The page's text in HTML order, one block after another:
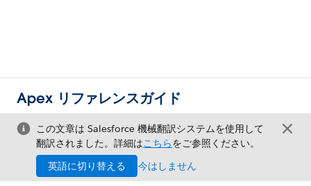
Apex リファレンスガイド
この文章は Salesforce 機械翻訳システムを使用して
翻訳されました。詳細はこちらをご参照ください。
英語に切り替える
今はしません